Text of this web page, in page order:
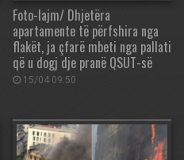
Foto-lajm/ Dhjetëra
apartamente të përfshira nga
flakët, ja çfarë mbeti nga pallati
që u dogj dje pranë QSUT-së
15/04 09:50